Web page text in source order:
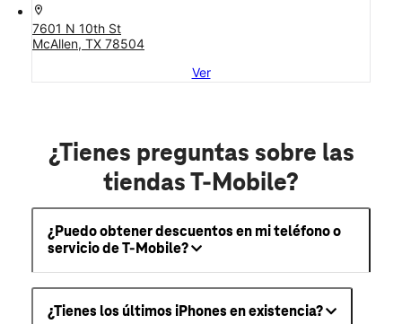
location_on
7601 N 10th St
McAllen, TX 78504
Ver
¿Tienes preguntas sobre las
tiendas T-Mobile?
¿Puedo obtener descuentos en mi teléfono o
servicio de T-Mobile?
¿Tienes los últimos iPhones en existencia?